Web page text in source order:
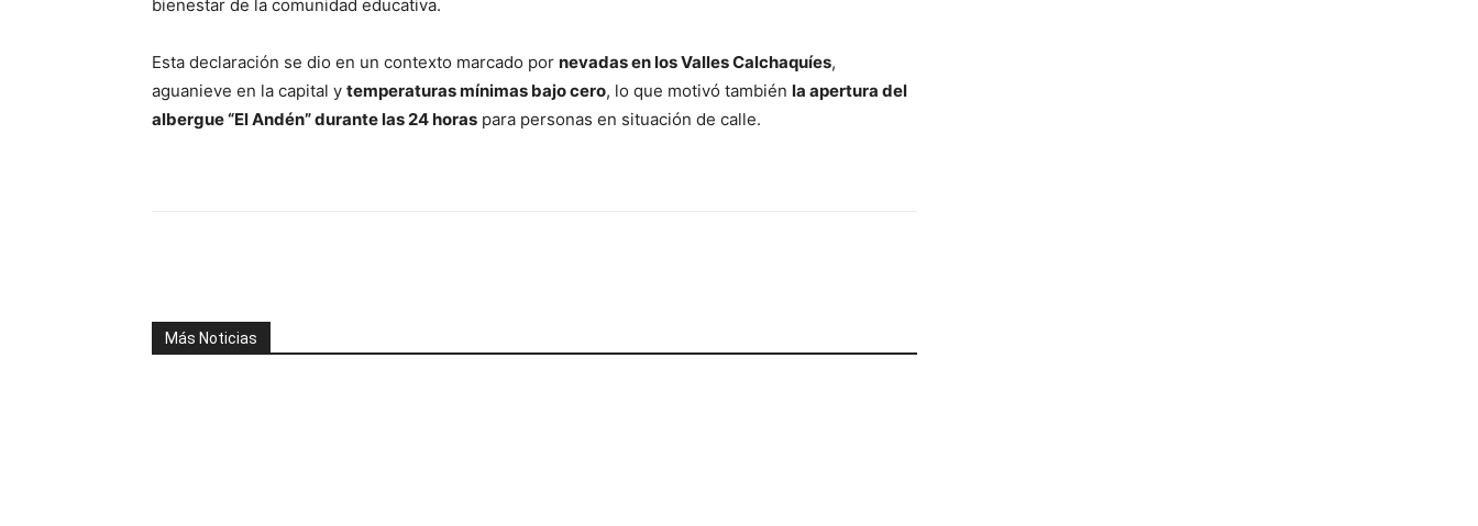
bienestar de la comunidad educativa.
Esta declaración se dio en un contexto marcado por nevadas en los Valles Calchaquíes,
aguanieve en la capital y temperaturas mínimas bajo cero, lo que motivó también la apertura del
albergue “El Andén” durante las 24 horas para personas en situación de calle.
Más Noticias